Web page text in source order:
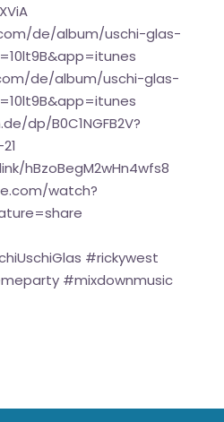
de/album/uschi-glas-
de/album/uschi-glas-
dp/B0C1NGFB2V?
hBzoBegM2wHn4wfs8
watch?
#rickywest
#mixdownmusic